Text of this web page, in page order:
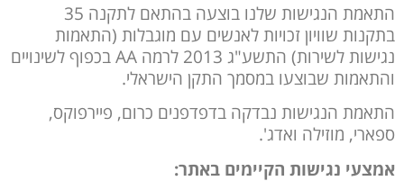
התאמת הנגישות שלנו בוצעה בהתאם לתקנה 35
בתקנות שוויון זכויות לאנשים עם מוגבלות (התאמות
נגישות לשירות) התשע"ג 2013 לרמה AA בכפוף לשינויים
והתאמות שבוצעו במסמך התקן הישראלי.
התאמת הנגישות נבדקה בדפדפנים כרום, פיירפוקס,
ספארי, מוזילה ואדג'.
אמצעי נגישות הקיימים באתר: